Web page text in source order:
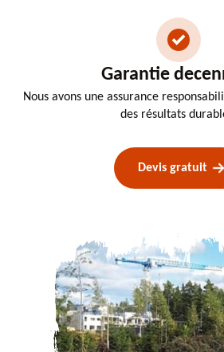
Garantie
Nous avons une assurance
des résultats
Devis gratuit